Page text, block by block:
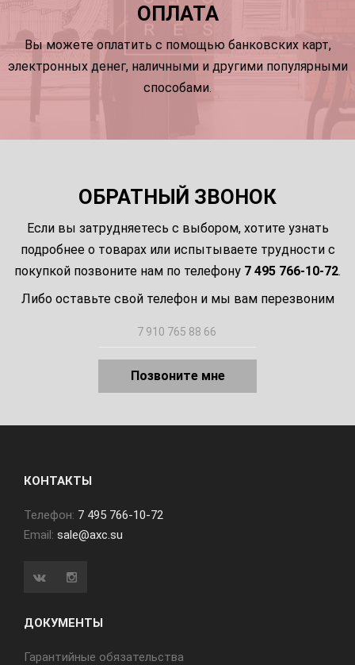
ОПЛАТА
Вы можете оплатить с помощью банковских карт,
электронных денег, наличными и другими популярными
способами.
ОБРАТНЫЙ ЗВОНОК
Если вы затрудняетесь с выбором, хотите узнать
подробнее о товарах или испытываете трудности с
покупкой позвоните нам по телефону 7 495 766-10-72.
Либо оставьте свой телефон и мы вам перезвоним
Позвоните мне
КОНТАКТЫ
Телефон: 7 495 766-10-72
Email: sale@axc.su
ДОКУМЕНТЫ
Гарантийные обязательства